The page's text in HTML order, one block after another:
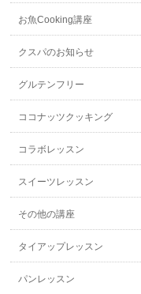
お魚Cooking講座
クスパのお知らせ
グルテンフリー
ココナッツクッキング
コラボレッスン
スイーツレッスン
その他の講座
タイアップレッスン
パンレッスン